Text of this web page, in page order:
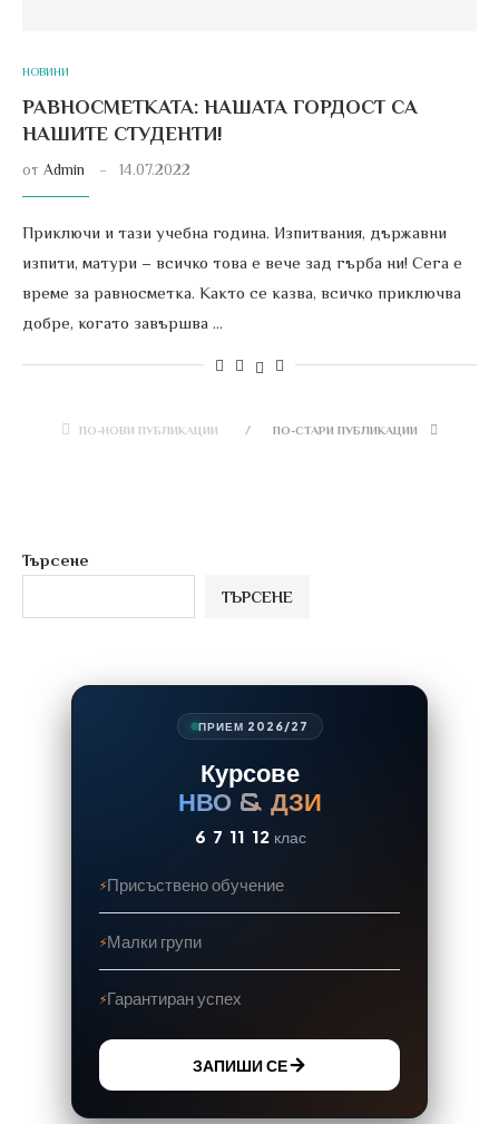
НОВИНИ
РАВНОСМЕТКАТА: НАШАТА ГОРДОСТ СА
НАШИТЕ СТУДЕНТИ!
от Admin 14.07.2022
Приключи и тази учебна година. Изпитвания, държавни
изпити, матури – всичко това е вече зад гърба ни! Сега е
време за равносметка. Както се казва, всичко приключва
добре, когато завършва …
ПО-НОВИ ПУБЛИКАЦИИ ПО-СТАРИ ПУБЛИКАЦИИ
Търсене
ТЪРСЕНЕ
ПРИЕМ 2026/27
Курсове
НВО & ДЗИ
6 7 11 12 клас
Присъствено обучение
Малки групи
Гарантиран успех
ЗАПИШИ СЕ